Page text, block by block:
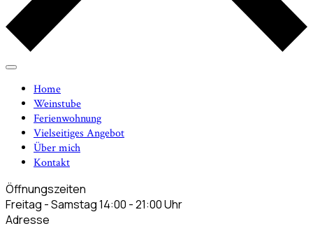
Home
Weinstube
Ferienwohnung
Vielseitiges Angebot
Über mich
Kontakt
Öffnungszeiten
Freitag - Samstag 14:00 - 21:00 Uhr
Adresse